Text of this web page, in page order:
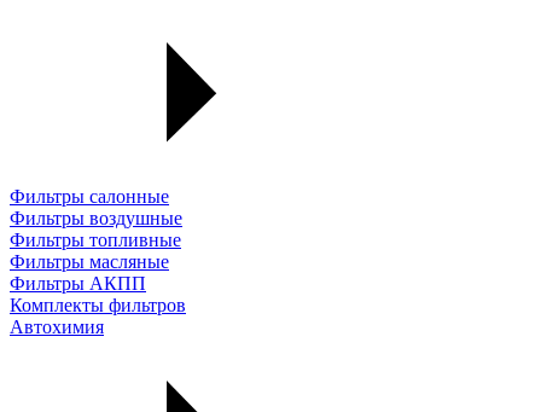
Фильтры салонные
Фильтры воздушные
Фильтры топливные
Фильтры масляные
Фильтры АКПП
Комплекты фильтров
Автохимия